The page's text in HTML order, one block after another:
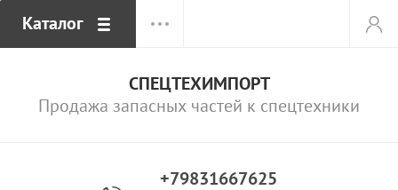
Каталог
СПЕЦТЕХИМПОРТ
Продажа запасных частей к спецтехники
+79831667625